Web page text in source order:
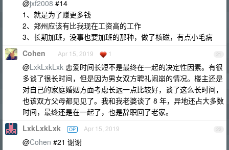
@jxf2008 #14
1、就是为了赚更多钱
2、郑州应该有比我现在工资高的工作
3、长期加班，没事也要加班的那种，做了核磁，有点小毛病
21
Cohen Apr 15, 2019 1
@LxkLxkLxk 恋爱时间长短不是最终在一起的决定性因素。有很
多谈了很长时间，但是因为男女双方聘礼闹崩的情况。楼主还是
对自己的家庭婚姻方面考虑长远一点比较好，谈了这么长时间，
也该双方父母都见见了。我和我老婆谈了 8 年，异地还占大多数
时间，最终还是在一起了，也是辞职回了老家。
22
LxkLxkLxk OP Apr 15, 2019
@Cohen #21 谢谢